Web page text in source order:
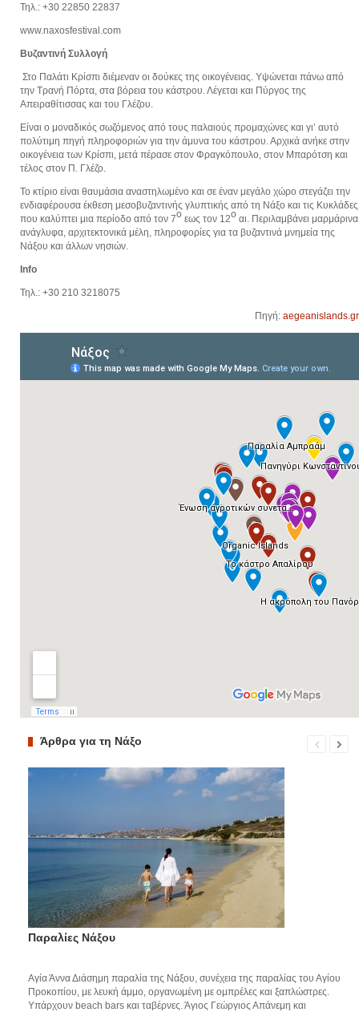
Τηλ.: +30 22850 22837
www.naxosfestival.com
Βυζαντινή Συλλογή
Στο Παλάτι Κρίσπι διέμεναν οι δούκες της οικογένειας. Υψώνεται πάνω από
την Τρανή Πόρτα, στα βόρεια του κάστρου. Λέγεται και Πύργος της
Απειραθίτισσας και του Γλέζου.
Είναι ο μοναδικός σωζόμενος από τους παλαιούς προμαχώνες και γι’ αυτό
πολύτιμη πηγή πληροφοριών για την άμυνα του κάστρου. Αρχικά ανήκε στην
οικογένεια των Κρίσπι, μετά πέρασε στον Φραγκόπουλο, στον Μπαρότση και
τέλος στον Π. Γλέζο.
Το κτίριο είναι θαυμάσια αναστηλωμένο και σε έναν μεγάλο χώρο στεγάζει την
ενδιαφέρουσα έκθεση μεσοβυζαντινής γλυπτικής από τη Νάξο και τις Κυκλάδες
που καλύπτει μια περίοδο από τον 7ο εως τον 12ο αι. Περιλαμβάνει μαρμάρινα
ανάγλυφα, αρχιτεκτονικά μέλη, πληροφορίες για τα βυζαντινά μνημεία της
Νάξου και άλλων νησιών.
Info
Τηλ.: +30 210 3218075
Πηγή: aegeanislands.gr
Άρθρα για τη Νάξο
Παραλίες Νάξου
Αγία Άννα Διάσημη παραλία της Νάξου, συνέχεια της παραλίας του Αγίου
Προκοπίου, με λευκή άμμο, οργανωμένη με ομπρέλες και ξαπλώστρες.
Υπάρχουν beach bars και ταβέρνες. Άγιος Γεώργιος Απάνεμη και